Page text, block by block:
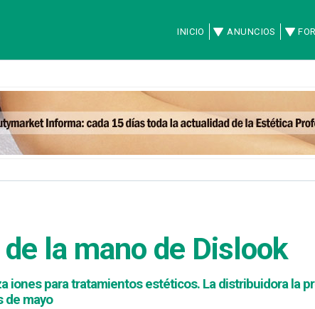
INICIO ANUNCIOS
la mano de Dislook
iones para tratamientos estéticos. La distribuidora la
de mayo